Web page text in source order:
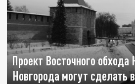
Проект Восточного обхода
Новгорода могут сделать